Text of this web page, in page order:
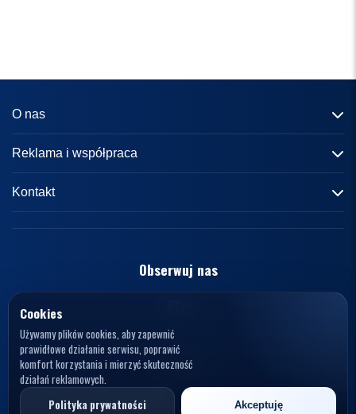
O nas
Informacje o portalu
Reklama i współpraca
Reklama
Kontakt
kontakt@knews.pl
Polska
NIP: 7272595979
Obserwuj nas
© 2026 KNews. Wszelkie prawa zastrzeżone.
Cookies
Używamy plików cookies, aby zapewnić
prawidłowe działanie serwisu, poprawić
komfort korzystania i mierzyć skuteczność
działań reklamowych.
Polityka prywatności
Akceptuję